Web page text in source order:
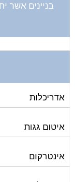
בניינים אשר
אדריכלות
איטום גגות
אינטרקום